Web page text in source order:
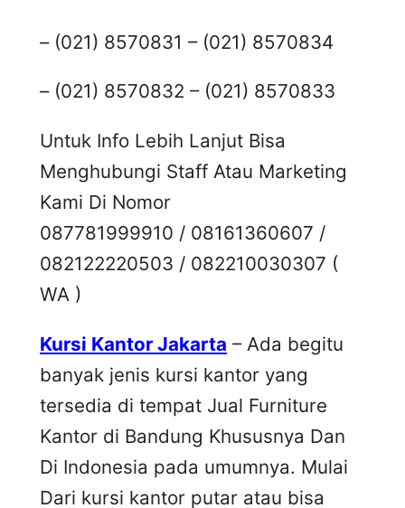
– (021) 8570831 – (021) 8570834
– (021) 8570832 – (021) 8570833
Untuk Info Lebih Lanjut Bisa
Menghubungi Staff Atau Marketing
Kami Di Nomor
087781999910 / 08161360607 /
082122220503 / 082210030307 (
WA )
Kursi Kantor Jakarta – Ada begitu
banyak jenis kursi kantor yang
tersedia di tempat Jual Furniture
Kantor di Bandung Khususnya Dan
Di Indonesia pada umumnya. Mulai
Dari kursi kantor putar atau bisa